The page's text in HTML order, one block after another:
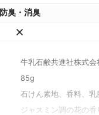
防臭・消臭
牛乳石鹸共進社株式会
85g
石けん素地、香料、
ジャスミン調の花の香